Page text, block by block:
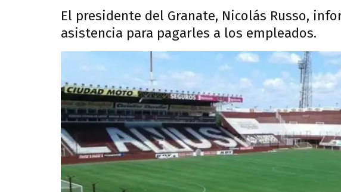
El presidente del Granate, Nicolás Russo,
asistencia para pagarles a los empleados.